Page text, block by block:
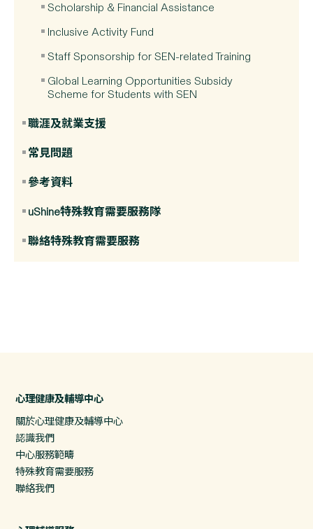
Scholarship & Financial Assistance
Inclusive Activity Fund
Staff Sponsorship for SEN-related Training
Global Learning Opportunities Subsidy
Scheme for Students with SEN
職涯及就業支援
常見問題
參考資料
uShine特殊教育需要服務隊
聯絡特殊教育需要服務
心理健康及輔導中心
關於心理健康及輔導中心
認識我們
中心服務範疇
特殊教育需要服務
聯絡我們